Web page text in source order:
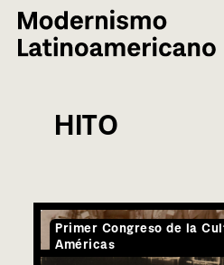
contenido
HITO
Primer Congreso de la
Américas